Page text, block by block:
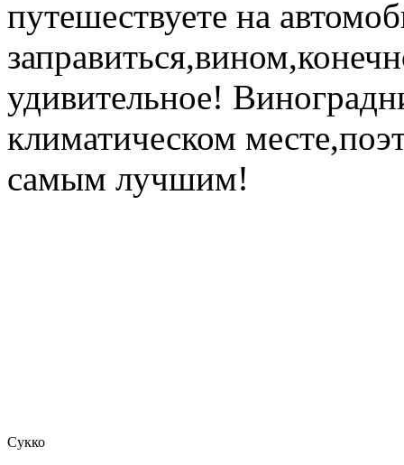
путешествуете на
удивительное!
климатическом
самым лучшим!
Сукко